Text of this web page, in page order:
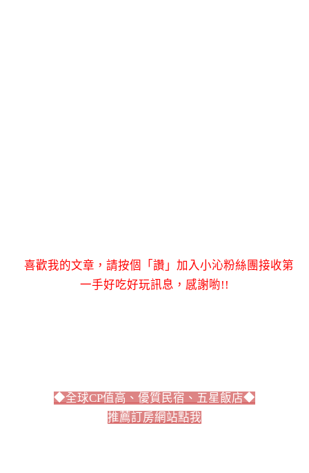
喜歡我的文章，請按個「讚」加入小沁粉絲團接收第
一手好吃好玩訊息，感謝喲!!
◆全球CP值高、優質民宿、五星飯店◆
推薦訂房網站點我